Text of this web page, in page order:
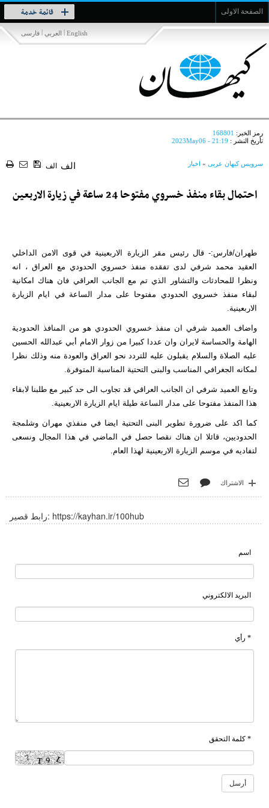
الصفحة الاولى قائمة خدمة
Toggle
navigation
فارسی | العربي | English
رمز الخبر: 168801
تأريخ النشر : 2023May06 - 21:19
سرویس کیهان عربی » اخبار الف الف
احتمال بقاء منفذ خسروي مفتوحا 24 ساعة في زيارة الاربعين
طهران/فارس:- قال رئيس مقر الزيارة الاربعينية في قوى الامن الداخلي
العقيد محمد شرفي لدى تفقده منفذ خسروي الحدودي مع العراق ، انه
ونظرا للمحادثات والتشاور الذي تم مع الجانب العراقي فان هناك امكانية
لبقاء منفذ خسروي الحدودي مفتوحا على مدار الساعة في ايام الزيارة
الاربعينية.
واضاف العميد شرفي ان منفذ خسروي الحدودي هو من المنافذ الحدودية
الهامة والحساسة لايران وان عددا كبيرا من زوار الامام أبي عبدالله الحسين
عليه الصلاة والسلام يقبلون عليه للتردد نحو العراق والعودة منه وذلك نظرا
لمكانه الجغرافي المناسب والبنى التحتية المناسبة المتوفرة.
وتابع العميد شرفي ان الجانب العراقي قد تجاوب الى حد كبير مع طلبنا لابقاء
هذا المنفذ مفتوحا على مدار الساعة طيلة ايام الزيارة الاربعينية.
كما اكد على ضرورة تطوير البنى التحتية ايضا في منفذي مهران وشلمجة
الحدوديين، قائلا ان هناك نقصا حصل في الماضي في هذا المجال ونسعى
لتفاديه في موسم الزيارة الاربعينية لهذا العام.
الاشتراك
رابط قصير: https://kayhan.ir/100hub
اسم
البريد الالكتروني
* رأي
* كلمة التحقق